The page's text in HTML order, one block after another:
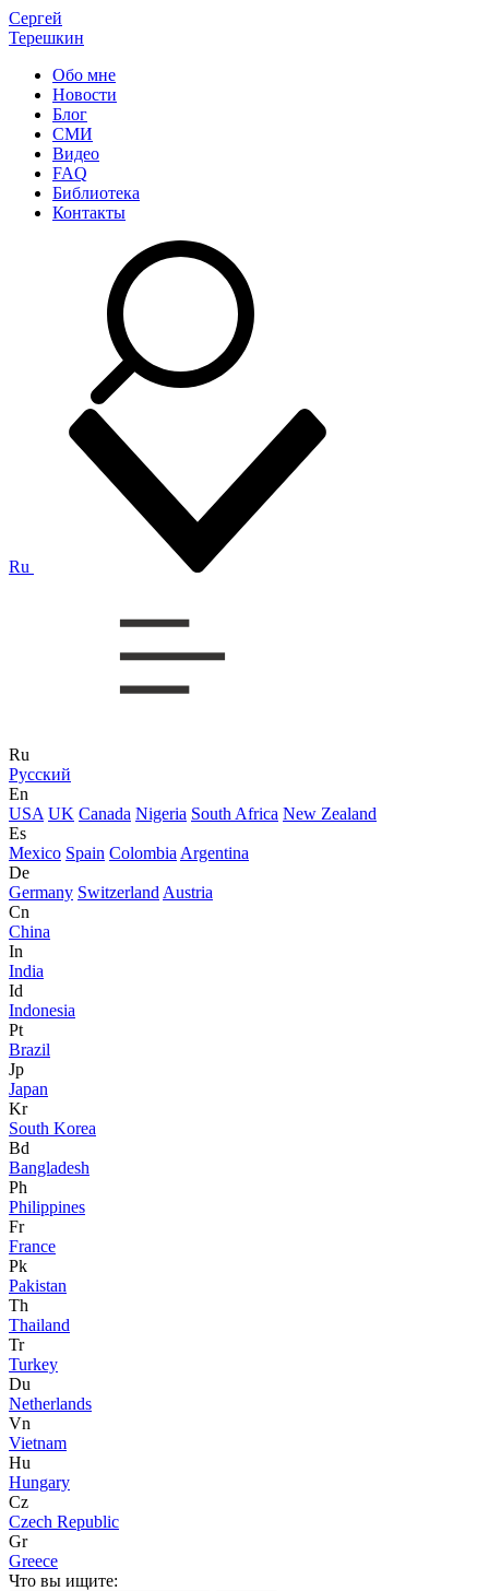
Сергей
Терешкин
Обо мне
Новости
Блог
СМИ
Видео
FAQ
Библиотека
Контакты
Ru
Ru
Русский
En
USA UK Canada Nigeria South Africa New Zealand
Es
Mexico Spain Colombia Argentina
De
Germany Switzerland Austria
Cn
China
In
India
Id
Indonesia
Pt
Brazil
Jp
Japan
Kr
South Korea
Bd
Bangladesh
Ph
Philippines
Fr
France
Pk
Pakistan
Th
Thailand
Tr
Turkey
Du
Netherlands
Vn
Vietnam
Hu
Hungary
Cz
Czech Republic
Gr
Greece
Что вы ищите: